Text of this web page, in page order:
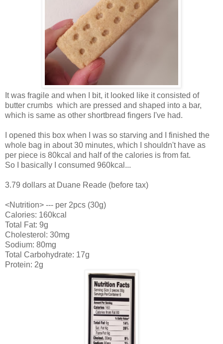
It was fragile and when I bit, it looked like it consisted of
butter crumbs which are pressed and shaped into a bar,
which is same as other shortbread fingers I've had.
I opened this box when I was so starving and I finished the
whole bag in about 30 minutes, which I shouldn't have as
per piece is 80kcal and half of the calories is from fat.
So I basically I consumed 960kcal...
3.79 dollars at Duane Reade (before tax)
<Nutrition> --- per 2pcs (30g)
Calories: 160kcal
Total Fat: 9g
Cholesterol: 30mg
Sodium: 80mg
Total Carbohydrate: 17g
Protein: 2g